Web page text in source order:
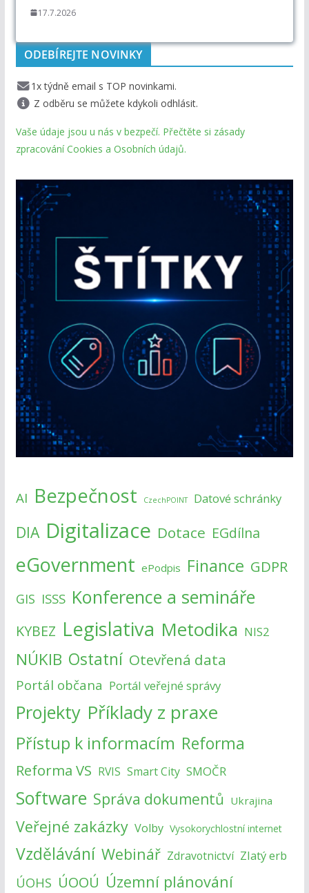
17.7.2026
ODEBÍREJTE NOVINKY
1x týdně email s TOP novinkami.
Z odběru se můžete kdykoli odhlásit.
Vaše údaje jsou u nás v bezpečí. Přečtěte si zásady
zpracování Cookies a Osobních údajů.
AI Bezpečnost CzechPOINT Datové schránky
DIA Digitalizace Dotace EGdílna
eGovernment ePodpis Finance GDPR
GIS ISSS Konference a semináře
KYBEZ Legislativa Metodika NIS2
NÚKIB Ostatní Otevřená data
Portál občana Portál veřejné správy
Projekty Příklady z praxe
Přístup k informacím Reforma
Reforma VS RVIS Smart City SMOČR
Software Správa dokumentů Ukrajina
Veřejné zakázky Volby Vysokorychlostní internet
Vzdělávání Webinář Zdravotnictví Zlatý erb
ÚOHS ÚOOÚ Územní plánování